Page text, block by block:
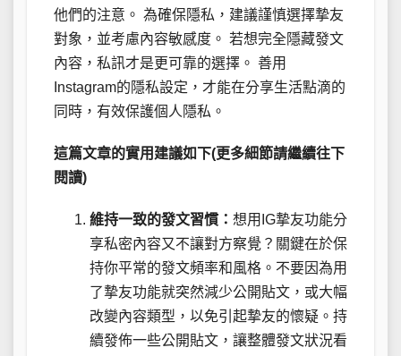
他們的注意。 為確保隱私，建議謹慎選擇摯友
對象，並考慮內容敏感度。 若想完全隱藏發文
內容，私訊才是更可靠的選擇。 善用
Instagram的隱私設定，才能在分享生活點滴的
同時，有效保護個人隱私。
這篇文章的實用建議如下(更多細節請繼續往下
閱讀)
維持一致的發文習慣： 想用IG摯友功能分
享私密內容又不讓對方察覺？關鍵在於保
持你平常的發文頻率和風格。不要因為用
了摯友功能就突然減少公開貼文，或大幅
改變內容類型，以免引起摯友的懷疑。持
續發佈一些公開貼文，讓整體發文狀況看